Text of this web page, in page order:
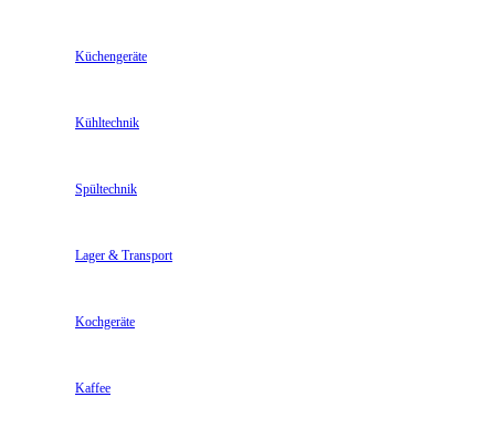
Küchengeräte
Kühltechnik
Spültechnik
Lager & Transport
Kochgeräte
Kaffee